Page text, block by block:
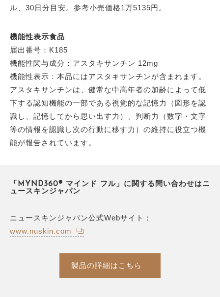
ル、30日分目安。参考小売価格1万5135円。
機能性表示食品
届出番号：K185
機能性関与成分：アスタキサンチン 12mg
機能性表示：本品にはアスタキサンチンが含まれます。
アスタキサンチンは、健常な中高年者の加齢によって低
下する認知機能の一部である視覚的な記憶力（図形を認
識し、記憶してから思い出す力）、判断力（数字・文字
等の情報を認識し次の行動に移す力）の維持に役立つ機
能が報告されています。
「MYND360® マインド フル」に関する問い合わせはニ
ュースキンジャパン
ニュースキンジャパン公式Webサイト：
www.nuskin.com
製品の詳細はこちら